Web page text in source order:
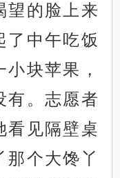
望的脸上来
了中午吃饭
块苹果，
有。志愿者
看见隔壁桌
那个大馋丫